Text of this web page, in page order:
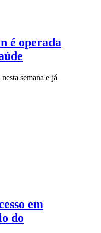
é operada
semana e já
em
do